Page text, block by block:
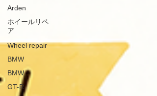
Arden
ホイールリペ
ア
Wheel repair
BMW
BMW
GT-R